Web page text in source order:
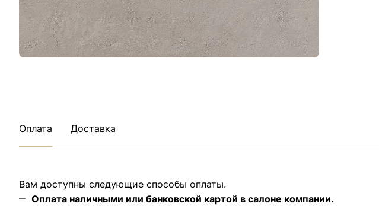
Оплата Доставка
Вам доступны следующие способы оплаты.
Оплата наличными или банковской картой в салоне компании.